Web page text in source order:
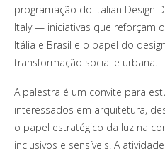
programação do Italian Design
Italy — iniciativas que reforçam
Itália e Brasil e o papel do
transformação social e urbana.
A palestra é um convite para
interessados em arquitetura,
o papel estratégico da luz na
inclusivos e sensíveis. A